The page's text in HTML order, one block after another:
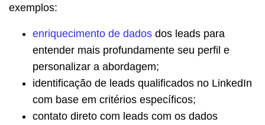
exemplos:
enriquecimento de dados dos leads para
entender mais profundamente seu perfil e
personalizar a abordagem;
identificação de leads qualificados no LinkedIn
com base em critérios específicos;
contato direto com leads com os dados